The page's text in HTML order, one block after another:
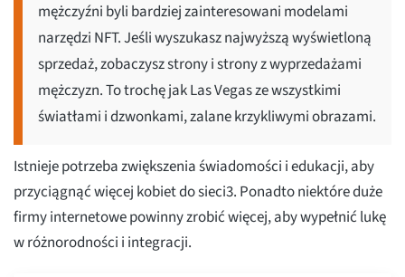
mężczyźni byli bardziej zainteresowani modelami
narzędzi NFT. Jeśli wyszukasz najwyższą wyświetloną
sprzedaż, zobaczysz strony i strony z wyprzedażami
mężczyzn. To trochę jak Las Vegas ze wszystkimi
światłami i dzwonkami, zalane krzykliwymi obrazami.
Istnieje potrzeba zwiększenia świadomości i edukacji, aby
przyciągnąć więcej kobiet do sieci3. Ponadto niektóre duże
firmy internetowe powinny zrobić więcej, aby wypełnić lukę
w różnorodności i integracji.